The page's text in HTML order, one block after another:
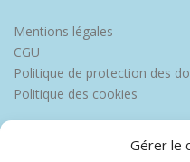
Gérer le
Mentions légales
CGU
Politique de protection des
Politique des cookies